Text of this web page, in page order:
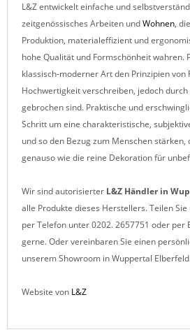
L&Z entwickelt einfache und
zeitgenössisches Arbeiten undWohnen,
Produktion, materialeffizient und
hohe Qualität und Formschönheit wahren.
klassisch-moderner Art den Prinzipien von
Hochwertigkeit verschreiben, jedoch
gebrochen sind. Praktische und
Schritt um eine charakteristische,
und so den Bezug zum Menschen stärken,
genauso wie die reine Dekoration für
Wir sind autorisierter L&Z Händler in
alle Produkte dieses Herstellers. Teilen
per Telefon unter 0202. 2657751 oder per
gerne. Oder vereinbaren Sie einen
unserem Showroom in Wuppertal
Website von L&Z